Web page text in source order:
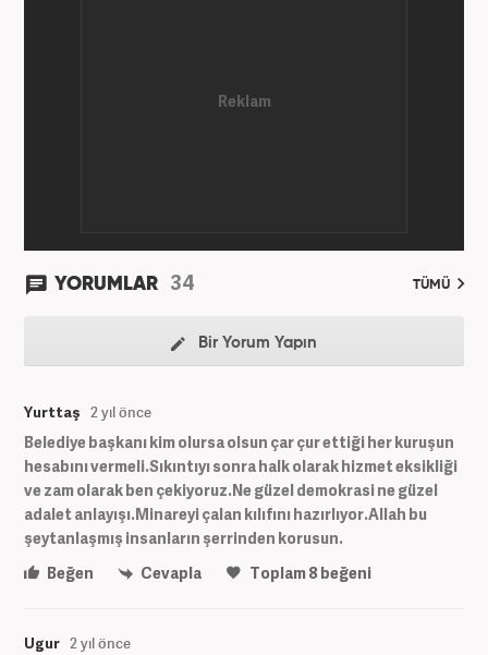
YORUMLAR 34 TÜMÜ
Bir Yorum Yapın
Yurttaş 2 yıl önce
Belediye başkanı kim olursa olsun çar çur ettiği her kuruşun
hesabını vermeli.Sıkıntıyı sonra halk olarak hizmet eksikliği
ve zam olarak ben çekiyoruz.Ne güzel demokrasi ne güzel
adalet anlayışı.Minareyi çalan kılıfını hazırlıyor.Allah bu
şeytanlaşmış insanların şerrinden korusun.
Beğen
Cevapla Toplam8beğeni
Ugur 2 yıl önce